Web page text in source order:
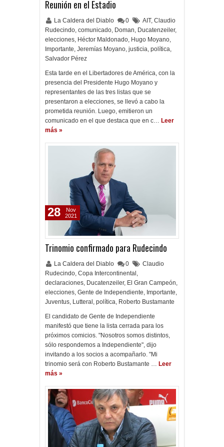
Reunión en el Estadio
La Caldera del Diablo 0 AIT, Claudio
Rudecindo, comunicado, Doman, Ducatenzeiler,
elecciones, Héctor Maldonado, Hugo Moyano,
Importante, Jeremías Moyano, justicia, política,
Salvador Pérez
Esta tarde en el Libertadores de América, con la
presencia del Presidente Hugo Moyano y
representantes de las tres listas que se
presentaron a elecciones, se llevó a cabo la
prometida reunión. Luego, emitieron un
comunicado en el que destaca que en c… Leer
más »
Trinomio confirmado para Rudecindo
La Caldera del Diablo 0
Claudio
Rudecindo, Copa Intercontinental ,
declaraciones, Ducatenzeiler, El Gran Campeón,
elecciones, Gente de Independiente, Importante,
Juventus, Lutteral , política, Roberto Bustamante
El candidato de Gente de Independiente
manifestó que tiene la lista cerrada para los
próximos comicios. "Nosotros somos distintos,
sólo respondemos a Independiente", dijo
invitando a los socios a acompañarlo. "Mi
trinomio será con Roberto Bustamante … Leer
más »
28
Nov
2021